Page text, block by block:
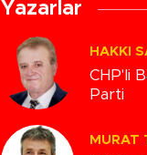
Yazarlar
HAKKI
CHP'li
Parti
MURAT